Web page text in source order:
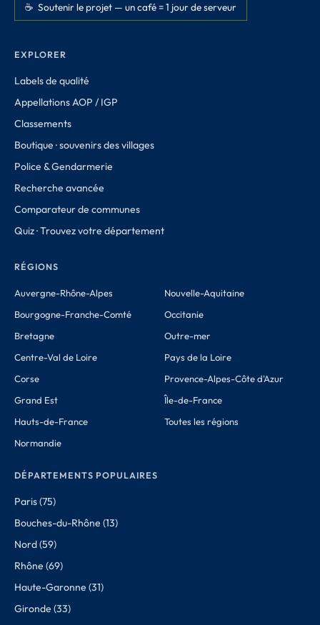
☕ Soutenir le projet — un café = 1 jour de serveur
EXPLORER
Labels de qualité
Appellations AOP / IGP
Classements
Boutique · souvenirs des villages
Police & Gendarmerie
Recherche avancée
Comparateur de communes
Quiz · Trouvez votre département
RÉGIONS
Auvergne-Rhône-Alpes
Bourgogne-Franche-Comté
Bretagne
Centre-Val de Loire
Corse
Grand Est
Hauts-de-France
Normandie
Nouvelle-Aquitaine
Occitanie
Outre-mer
Pays de la Loire
Provence-Alpes-Côte d'Azur
Île-de-France
Toutes les régions
DÉPARTEMENTS POPULAIRES
Paris (75)
Bouches-du-Rhône (13)
Nord (59)
Rhône (69)
Haute-Garonne (31)
Gironde (33)